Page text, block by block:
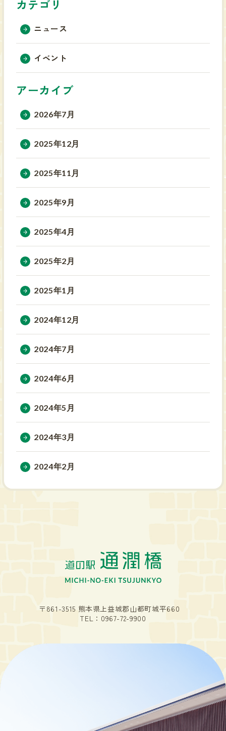
カテゴリ
ニュース
イベント
アーカイブ
2026年7月
2025年12月
2025年11月
2025年9月
2025年4月
2025年2月
2025年1月
2024年12月
2024年7月
2024年6月
2024年5月
2024年3月
2024年2月
〒861-3515 熊本県上益城郡山都町城平660
TEL： 0967-72-9900